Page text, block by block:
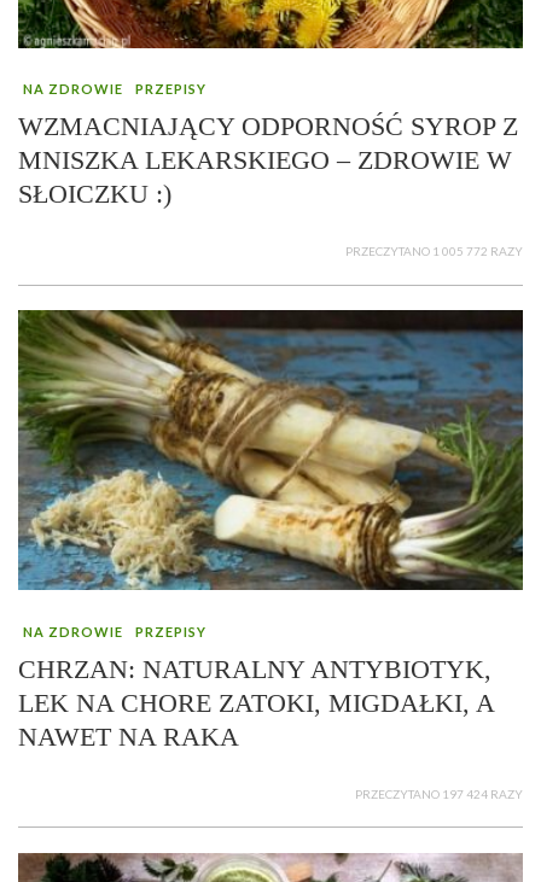
NA ZDROWIE PRZEPISY
WZMACNIAJĄCY ODPORNOŚĆ SYROP Z
MNISZKA LEKARSKIEGO – ZDROWIE W
SŁOICZKU :)
PRZECZYTANO 1 005 772 RAZY
NA ZDROWIE PRZEPISY
CHRZAN: NATURALNY ANTYBIOTYK,
LEK NA CHORE ZATOKI, MIGDAŁKI, A
NAWET NA RAKA
PRZECZYTANO 197 424 RAZY